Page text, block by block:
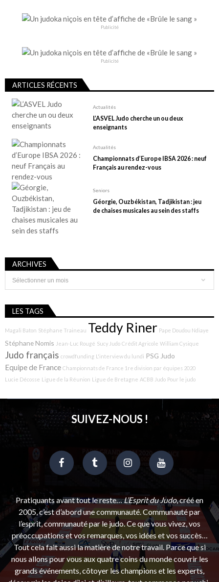
Publicité
Publicité
ARTICLES RÉCENTS
Actualités
L’ASVEL Judo cherche un ou deux
enseignants
Actualités
Championnats d’Europe IBSA 2026 : neuf
Français au rendez-vous
Seniors
Géorgie, Ouzbékistan, Tadjikistan : jeu
de chaises musicales au sein des staffs
ARCHIVES
Archives
LES TAGS
Magali Baton Stéphane Traineau Teddy Riner Pape Doudou Ndiaye
Stéphane Nomis Jean-Luc Rougé Sucy Judo Crédit Agricole William Cysique
Judo français crowdfunding L'interview du lundi PSG Judo
Equipe de France Championnats de France 1re division par équipes 2020
Lucie Décosse Ligue de la Réunion Ligue de Bretagne ACBB Judo Pour le judo
SUIVEZ-NOUS !
Pratiquants avant tout le reste…L’Esprit du Judo, créé en
2005, c’est d’abord une communauté. Communauté par
l’esprit, communauté par le judo. Ce que vous vivez, vos
préoccupations et vos remarques, vos idées et vos succès…
Tout cela fait aussi la matière de notre travail. Parce que si
nous allons pour vous aux quatre coins du monde couvrir les
grands événements, côtoyer les champions et les experts,